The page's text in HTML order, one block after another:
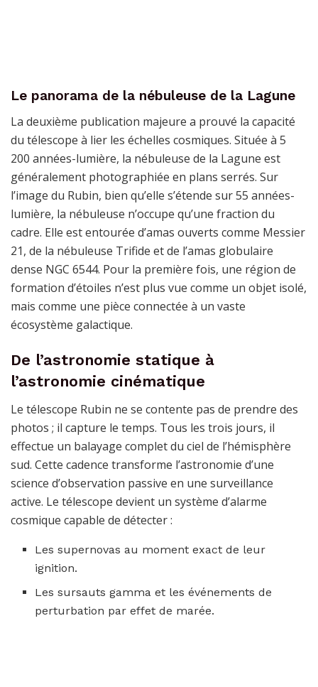
Le panorama de la nébuleuse de la Lagune
La deuxième publication majeure a prouvé la capacité
du télescope à lier les échelles cosmiques. Située à 5
200 années-lumière, la nébuleuse de la Lagune est
généralement photographiée en plans serrés. Sur
l’image du Rubin, bien qu’elle s’étende sur 55 années-
lumière, la nébuleuse n’occupe qu’une fraction du
cadre. Elle est entourée d’amas ouverts comme Messier
21, de la nébuleuse Trifide et de l’amas globulaire
dense NGC 6544. Pour la première fois, une région de
formation d’étoiles n’est plus vue comme un objet isolé,
mais comme une pièce connectée à un vaste
écosystème galactique.
De l’astronomie statique à
l’astronomie cinématique
Le télescope Rubin ne se contente pas de prendre des
photos ; il capture le temps. Tous les trois jours, il
effectue un balayage complet du ciel de l’hémisphère
sud. Cette cadence transforme l’astronomie d’une
science d’observation passive en une surveillance
active. Le télescope devient un système d’alarme
cosmique capable de détecter :
Les supernovas au moment exact de leur
ignition.
Les sursauts gamma et les événements de
perturbation par effet de marée.